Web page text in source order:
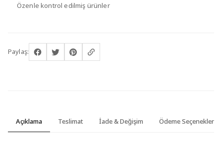
Özenle kontrol edilmiş ürünler
Paylaş:
Açıklama Teslimat İade & Değişim Ödeme Seçenekleri